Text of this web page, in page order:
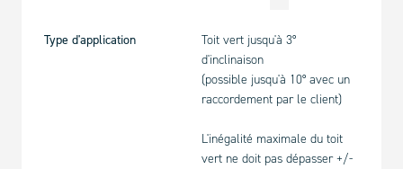
Type d'application
Toit vert jusqu'à 3°
d'inclinaison
(possible jusqu'à 10° avec un
raccordement par le client)
L'inégalité maximale du toit
vert ne doit pas dépasser +/-